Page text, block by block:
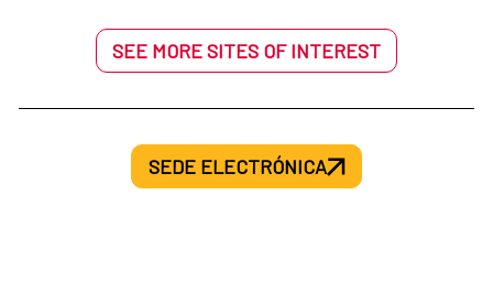
SEE MORE SITES OF INTEREST
SEDE ELECTRÓNICA